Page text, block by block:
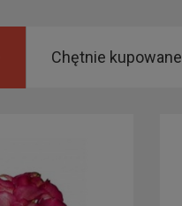
Chętnie kupowane